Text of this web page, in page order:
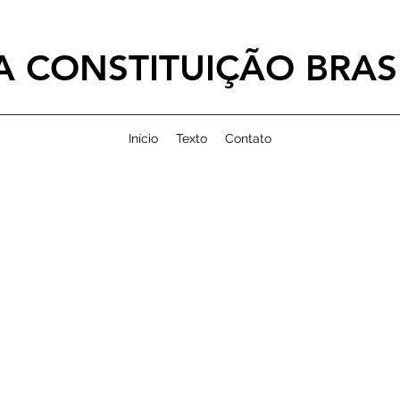
CONSTITUIÇÃO
Início Texto Contato